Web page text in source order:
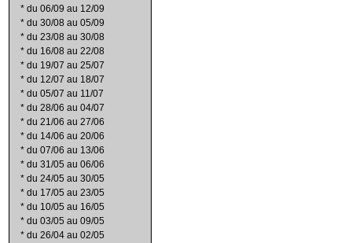
* du 06/09 au 12/09
* du 30/08 au 05/09
* du 23/08 au 30/08
* du 16/08 au 22/08
* du 19/07 au 25/07
* du 12/07 au 18/07
* du 05/07 au 11/07
* du 28/06 au 04/07
* du 21/06 au 27/06
* du 14/06 au 20/06
* du 07/06 au 13/06
* du 31/05 au 06/06
* du 24/05 au 30/05
* du 17/05 au 23/05
* du 10/05 au 16/05
* du 03/05 au 09/05
* du 26/04 au 02/05